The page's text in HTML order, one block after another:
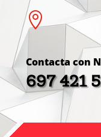

Contacta con
697 421